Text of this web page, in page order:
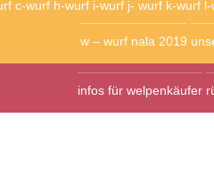
c-wurf h-wurf i-wurf j- wurf k-wurf
w – wurf nala 2019
infos für welpenkäufer